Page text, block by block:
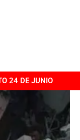
24 DE JUNIO